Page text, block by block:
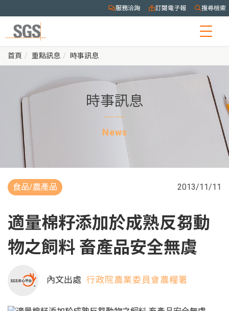
服務洽詢 訂閱電子報 搜尋檢索
首頁 重點訊息 時事訊息
時事訊息
News
食品/農產品 2013/11/11
適量棉籽添加於成熟反芻動
物之飼料 畜產品安全無虞
內文出處 行政院農業委員會農糧署